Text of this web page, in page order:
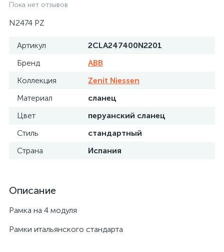
Пока нет отзывов
N2474 PZ
Артикул
2CLA247400N2201
Бренд
ABB
Коллекция
Zenit Niessen
Материал
сланец
Цвет
перуанский сланец
Стиль
стандартный
Страна
Испания
Описание
Рамка на 4 модуля
Рамки итальянского стандарта